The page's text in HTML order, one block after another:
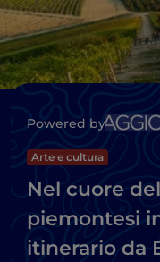
Powered by
Arte e cultura
Nel cuore
piemontesi
itinerario da